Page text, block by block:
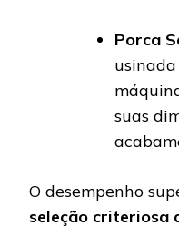
Porca
suas
O desempenho
seleção criteriosa